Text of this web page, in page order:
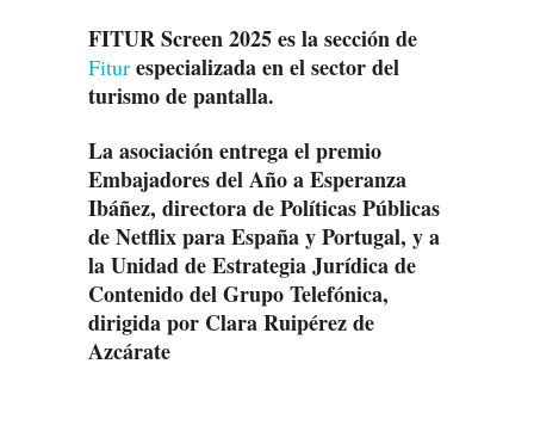
FITUR Screen 2025 es la sección de
Fitur especializada en el sector del
turismo de pantalla.
La asociación entrega el premio
Embajadores del Año a Esperanza
Ibáñez, directora de Políticas Públicas
de Netflix para España y Portugal, y a
la Unidad de Estrategia Jurídica de
Contenido del Grupo Telefónica,
dirigida por Clara Ruipérez de
Azcárate